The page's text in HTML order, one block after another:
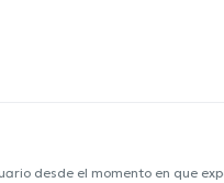
desde el momento en que